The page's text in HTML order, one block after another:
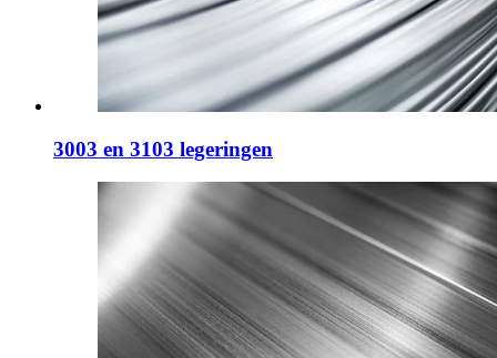
3003 en 3103 legeringen